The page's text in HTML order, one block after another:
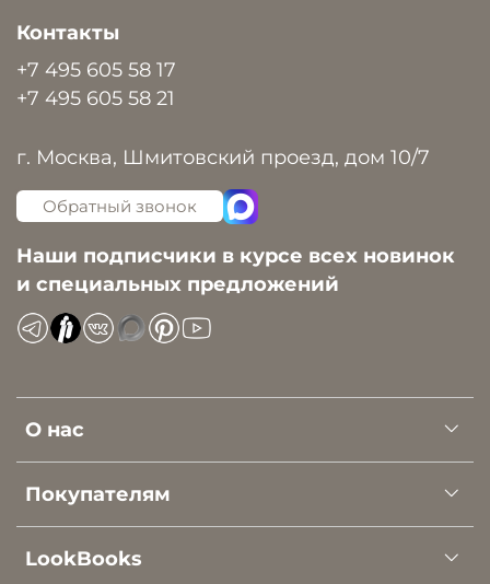
О нас
Покупателям
LookBooks
Контакты
+7 495 605 58 17
+7 495 605 58 21
г. Москва, Шмитовский проезд, дом 10/7
Обратный звонок
Наши подписчики в курсе всех новинок
и специальных предложений